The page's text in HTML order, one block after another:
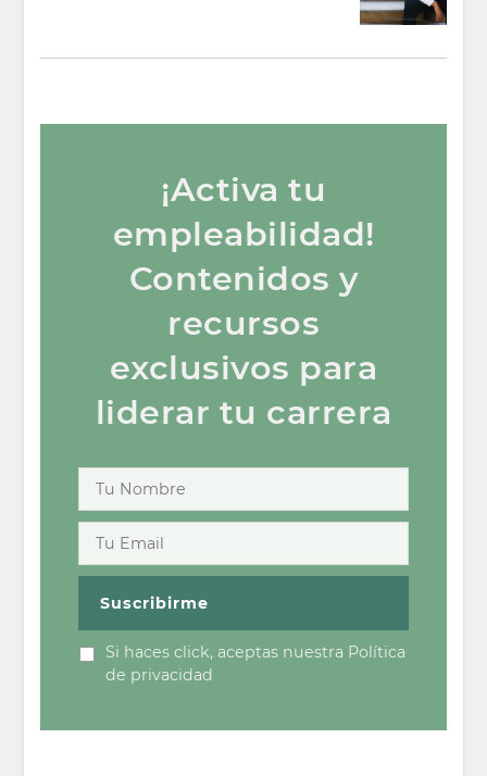
¡Activa tu
empleabilidad!
Contenidos y
recursos
exclusivos para
liderar tu carrera
Si haces click, aceptas nuestra Política
de privacidad